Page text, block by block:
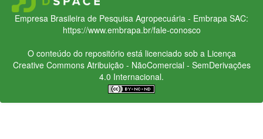
Empresa Brasileira de Pesquisa Agropecuária - Embrapa SAC:
https://www.embrapa.br/fale-conosco
O conteúdo do repositório está licenciado sob a Licença
Creative CommonsAtribuição - NãoComercial - SemDerivações
4.0 Internacional.